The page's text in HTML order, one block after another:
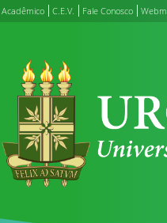
C.E.V. Fale Conosco